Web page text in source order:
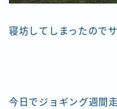
寝坊してしまったので
今日でジョギング週間